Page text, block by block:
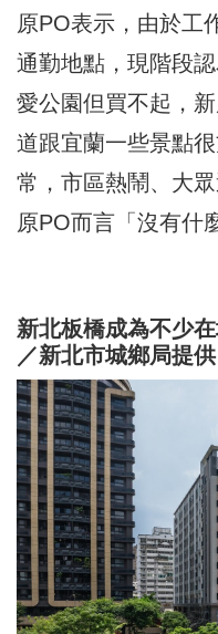
原PO表示，由於工
通勤地點，現階段
愛公園但買不起，
道跟宜蘭一些景點
常，市區熱鬧、大
原PO而言「沒有什
新北板橋成為不少
／新北市城鄉局提供